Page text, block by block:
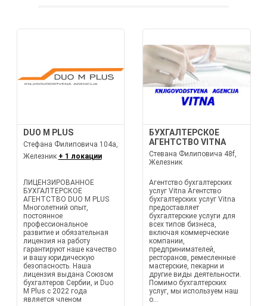
DUO M PLUS
Стефана Филиповича 104a,
Железник + 1 локации
ЛИЦЕНЗИРОВАННОЕ
БУХГАЛТЕРСКОЕ
АГЕНТСТВО DUO M PLUS
Многолетний опыт,
постоянное
профессиональное
развитие и обязательная
лицензия на работу
гарантируют наше качество
и вашу юридическую
безопасность. Наша
лицензия выдана Союзом
бухгалтеров Сербии, и Duo
M Plus с 2022 года
является членом
БУХГАЛТЕРСКОЕ
АГЕНТСТВО VITNA
Стевана Филиповича 48f,
Железник
Агентство бухгалтерских
услуг Vitna Агентство
бухгалтерских услуг Vitna
предоставляет
бухгалтерские услуги для
всех типов бизнеса,
включая коммерческие
компании,
предпринимателей,
ресторанов, ремесленные
мастерские, пекарни и
другие виды деятельности.
Помимо бухгалтерских
услуг, мы используем наш
о...